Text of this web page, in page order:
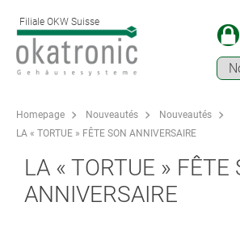
Filiale OKW Suisse
Homepage Nouveautés
Nouveautés
LA « TORTUE » FÊTE SON ANNIVERSAIRE
LA « TORTUE » FÊTE
ANNIVERSAIRE